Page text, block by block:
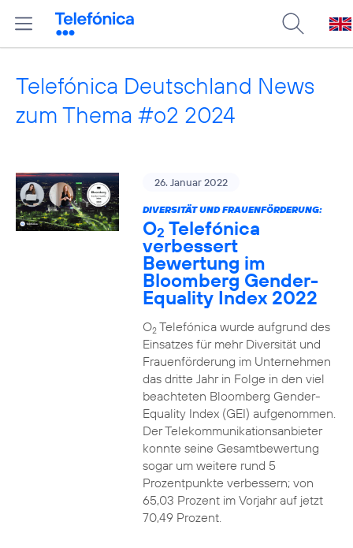
Telefónica Deutschland News
zum Thema #o2 2024
26. Januar 2022
DIVERSITÄT UND FRAUENFÖRDERUNG:
O2 Telefónica
verbessert
Bewertung im
Bloomberg Gender-
Equality Index 2022
O2Telefónica wurde aufgrund des
Einsatzes für mehr Diversität und
Frauenförderung im Unternehmen
das dritte Jahr in Folge in den viel
beachteten Bloomberg Gender-
Equality Index (GEI) aufgenommen.
Der Telekommunikationsanbieter
konnte seine Gesamtbewertung
sogar um weitere rund 5
Prozentpunkte verbessern; von
65,03 Prozent im Vorjahr auf jetzt
70,49 Prozent.